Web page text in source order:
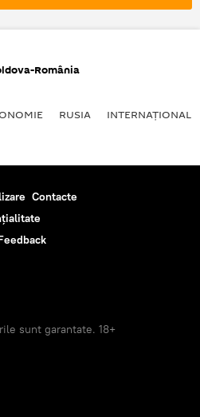
România
RUSIA INTERNAŢIONAL
Contacte
sunt garantate. 18+